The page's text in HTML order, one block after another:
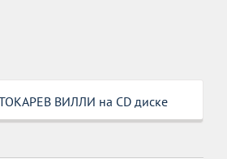
ВИЛЛИ на CD диске